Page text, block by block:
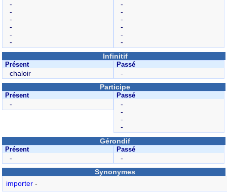
-
-
-
-
-
-
-
-
-
-
-
-
Infinitif
Présent
chaloir
Passé
-
Participe
Présent
-
Passé
-
-
-
-
Gérondif
Présent
-
Passé
-
Synonymes
importer-